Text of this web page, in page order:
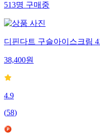
513명구매중
디핀다트 구슬아이스크림
38,400원
4.9
(58)